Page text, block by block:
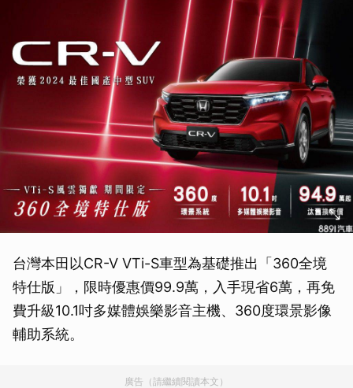
台灣本田以CR-V VTi-S車型為基礎推出「360全境
特仕版」，限時優惠價99.9萬，入手現省6萬，再免
費升級10.1吋多媒體娛樂影音主機、360度環景影像
輔助系統。
廣告（請繼續閱讀本文）